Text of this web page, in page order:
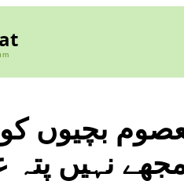
پیڈ گاڑی ذریعے 2 معصوم
نہیں پتہ